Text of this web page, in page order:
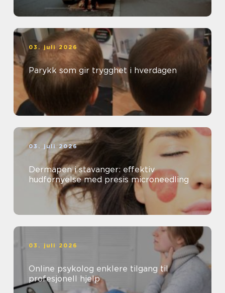
03. juli 2026
Parykk som gir trygghet i hverdagen
03. juli 2026
Dermapen i stavanger: effektiv
hudfornyelse med presis microneedling
03. juli 2026
Online psykolog enklere tilgang til
profesjonell hjelp